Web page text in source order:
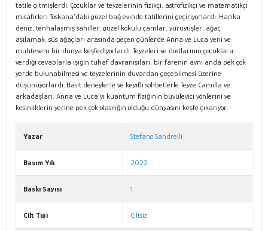
tatile gitmişlerdi. Çocuklar ve teyzelerinin fizikçi, astrofizikçi ve matematikçi
misafirleri Toskana’daki güzel bağ evinde tatillerini geçiriyorlardı. Harika
deniz, tenhalaşmış sahiller, güzel kokulu çamlar, yürüyüşler, ağaç
aşılamak, süs ağaçları arasında geçen günlerde Anna ve Luca yeni ve
muhteşem bir dünya keşfediyorlardı. Teyzeleri ve dostlarının çocuklara
verdiği cevaplarla ışığın tuhaf davranışıları, bir farenin aynı anda pek çok
yerde bulunabilmesi ve teyzelerinin duvardan geçebilmesi üzerine
düşünüyorlardı. Basit deneylerle ve keyifli sohbetlerle Teyze Camilla ve
arkadaşları, Anna ve Luca’yı kuantum fiziğinin büyüleyici yönlerini ve
kesinliklerin yerine pek çok olasılığın olduğu dünyasını keşfe çıkarıyor.
Yazar Stefano Sandrelli
Basım Yılı 2022
Baskı Sayısı 1
Cilt Tipi Ciltsiz